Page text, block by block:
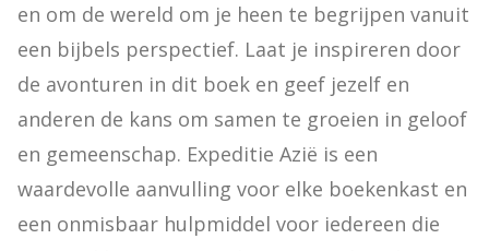
en om de wereld om je heen te begrijpen vanuit
een bijbels perspectief. Laat je inspireren door
de avonturen in dit boek en geef jezelf en
anderen de kans om samen te groeien in geloof
en gemeenschap. Expeditie Azië is een
waardevolle aanvulling voor elke boekenkast en
een onmisbaar hulpmiddel voor iedereen die